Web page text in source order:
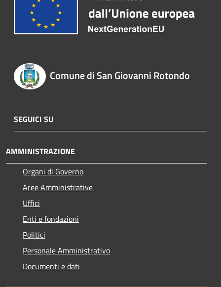
Comune di San Giovanni Rotondo
SEGUICI SU
AMMINISTRAZIONE
Organi di Governo
Aree Amministrative
Uffici
Enti e fondazioni
Politici
Personale Amministrativo
Documenti e dati